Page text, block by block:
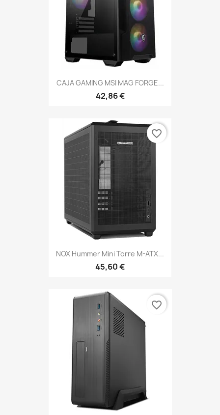
CAJA GAMING MSI MAG FORGE...
42,86 €
NOX Hummer Mini Torre M-ATX...
45,60 €
favorite_border
favorite_border